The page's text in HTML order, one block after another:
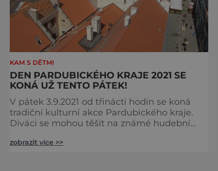
KAM S DĚTMI
DEN PARDUBICKÉHO KRAJE 2021 SE
KONÁ UŽ TENTO PÁTEK!
V pátek 3.9.2021 od třinácti hodin se koná
tradiční kulturní akce Pardubického kraje.
Diváci se mohou těšit na známé hudební
program. Den Pardubického kraje 2021
zobrazit více >>